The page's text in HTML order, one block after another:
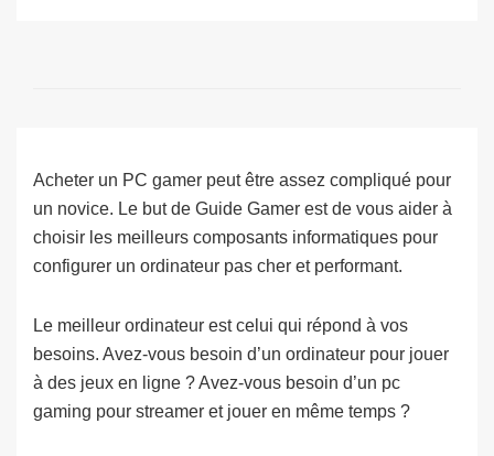
Acheter un PC gamer peut être assez compliqué pour
un novice. Le but de Guide Gamer est de vous aider à
choisir les meilleurs composants informatiques pour
configurer un ordinateur pas cher et performant.
Le meilleur ordinateur est celui qui répond à vos
besoins. Avez-vous besoin d’un ordinateur pour jouer
à des jeux en ligne ? Avez-vous besoin d’un pc
gaming pour streamer et jouer en même temps ?